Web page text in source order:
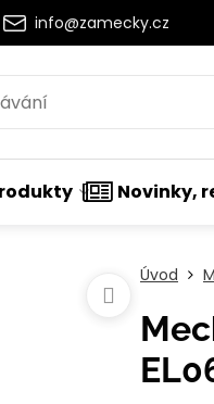
info@zamecky.cz
Novinky,
Úvod